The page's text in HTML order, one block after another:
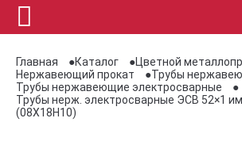
Главная Каталог
Цветной
Нержавеющий прокат
Трубы
Трубы нержавеющие электросварные
Трубы нерж. электросварные ЭСВ 52×1
(08Х18Н10)